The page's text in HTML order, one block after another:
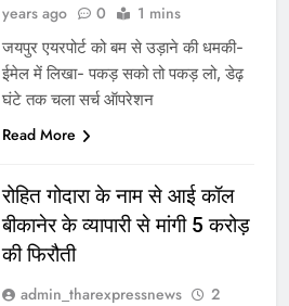
years ago
0 1 mins
जयपुर एयरपोर्ट को बम से उड़ाने की धमकी-
ईमेल में लिखा- पकड़ सको तो पकड़ लो, डेढ़
घंटे तक चला सर्च ऑपरेशन
Read More
रोहित गोदारा के नाम से आई कॉल
बीकानेर के व्यापारी से मांगी 5 करोड़
की फिरौती
admin_tharexpressnews
2